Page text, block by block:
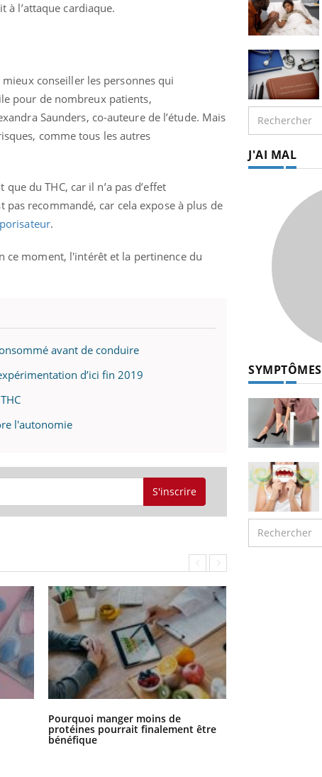
à l’attaque cardiaque.
mieux conseiller les personnes qui
pour de nombreux patients,
Saunders, co-auteure de l’étude. Mais
comme tous les autres
du THC, car il n’a pas d’effet
pas recommandé, car cela expose à plus de
.
ce moment, l'intérêt et la pertinence du
avant de conduire
d’ici fin 2019
l'autonomie
S'inscrire
Pourquoi manger moins de
protéines pourrait finalement être
bénéfique
J'AI MAL
SYMPTÔMES